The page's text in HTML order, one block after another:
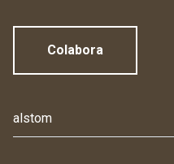
Colabora